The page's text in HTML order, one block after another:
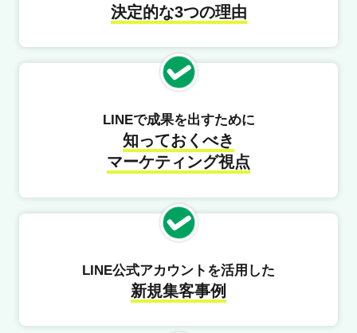
決定的な3つの理由
LINEで成果を出すために
知っておくべき
マーケティング視点
LINE公式アカウントを活用した
新規集客事例